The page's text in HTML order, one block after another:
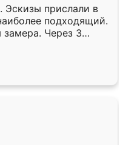
Эскизы прислали в
подходящий.
замера. Через 3
готова. Остались
Ренессанс
работу!